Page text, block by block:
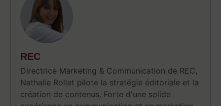
REC
Directrice Marketing & Communication de REC,
Nathalie Rollet pilote la stratégie éditoriale et la
création de contenus. Forte d'une solide